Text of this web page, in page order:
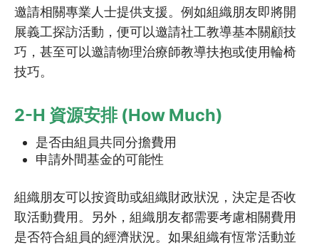
邀請相關專業人士提供支援。例如組織朋友即將開
展義工探訪活動，便可以邀請社工教導基本關顧技
巧，甚至可以邀請物理治療師教導扶抱或使用輪椅
技巧。
2-H 資源安排 (How Much)
是否由組員共同分擔費用
申請外間基金的可能性
組織朋友可以按資助或組織財政狀況，決定是否收
取活動費用。另外，組織朋友都需要考慮相關費用
是否符合組員的經濟狀況。如果組織有恆常活動並